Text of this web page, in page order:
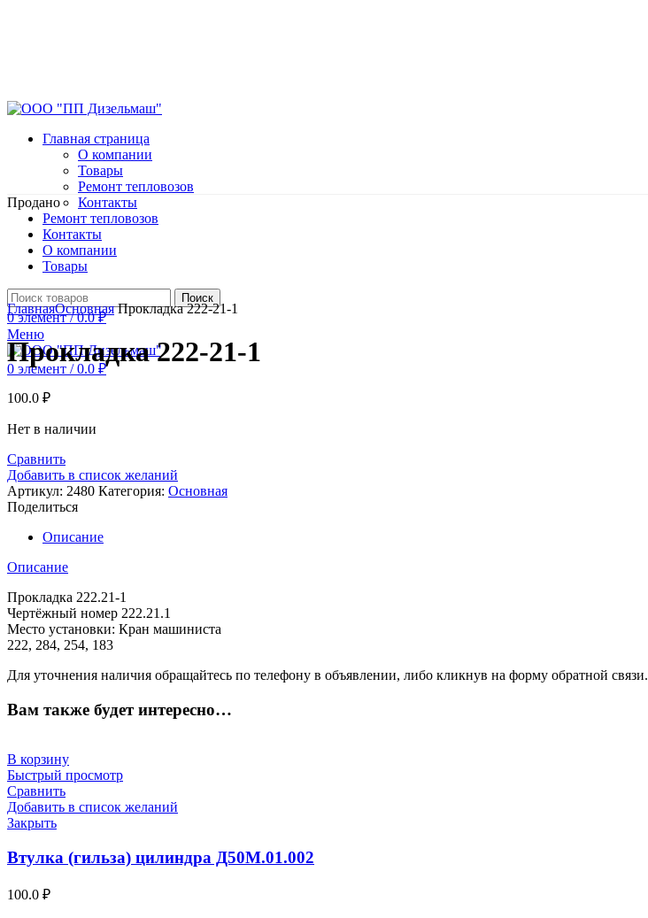
Главная страница
О компании
Товары
Ремонт тепловозов
Контакты
Ремонт тепловозов
Контакты
О компании
Товары
Поиск
0элемент / 0.0₽
Меню
0 элемент / 0.0 ₽
Продано
Нажмите, чтобы увеличить
ГлавнаяОсновнаяПрокладка 222-21-1
Прокладка 222-21-1
100.0 ₽
Нет в наличии
Сравнить
Добавить в список желаний
Артикул: 2480 Категория: Основная
Поделиться
Описание
Описание
Прокладка 222.21-1
Чертёжный номер 222.21.1
Место установки: Кран машиниста
222, 284, 254, 183
Для уточнения наличия обращайтесь по телефону в объявлении, либо кликнув на форму обратной связи.
Вам также будет интересно…
В корзину
Быстрый просмотр
Сравнить
Добавить в список желаний
Закрыть
Втулка (гильза) цилиндра Д50М.01.002
100.0 ₽